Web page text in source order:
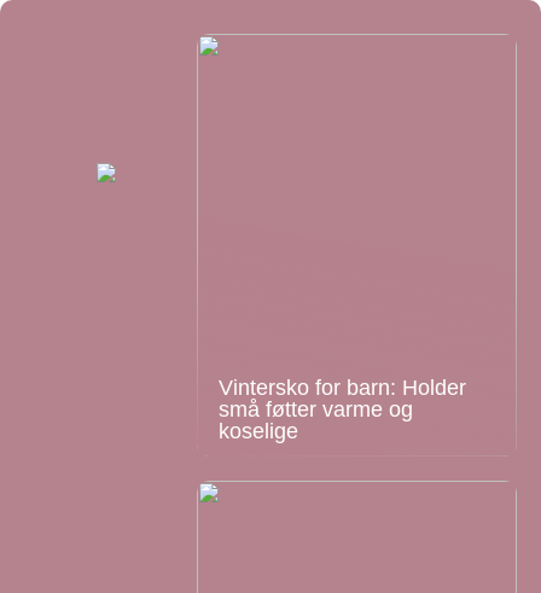
Vintersko for barn: Holder
små føtter varme og
koselige